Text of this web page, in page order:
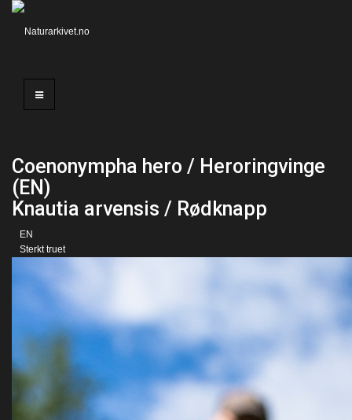
Coenonympha hero / Heroringvinge
(EN)
Knautia arvensis / Rødknapp
EN
Sterkt truet